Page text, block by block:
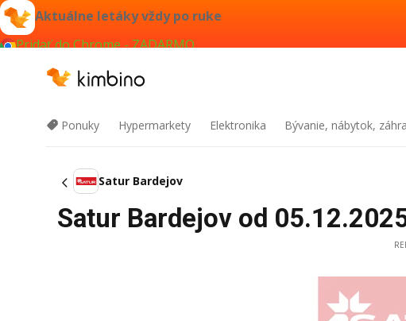
Aktuálne letáky vždy po ruke
Pridať do Chrome - ZADARMO
Ponuky Hypermarkety Elektronika Bývanie, nábytok,
Satur Bardejov
Satur Bardejov od